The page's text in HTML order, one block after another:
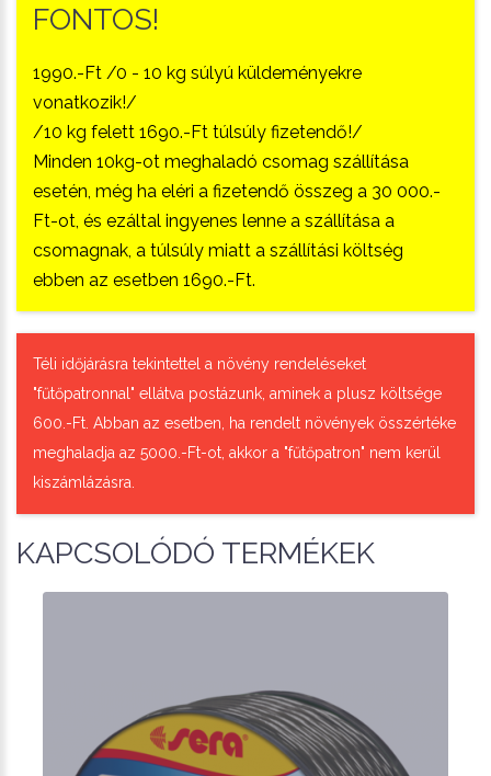
FONTOS!
1990.-Ft /0 - 10 kg súlyú küldeményekre
vonatkozik!/
/10 kg felett 1690.-Ft túlsúly fizetendő!/
Minden 10kg-ot meghaladó csomag szállítása
esetén, még ha eléri a fizetendő összeg a 30 000.-
Ft-ot, és ezáltal ingyenes lenne a szállítása a
csomagnak, a túlsúly miatt a szállítási költség
ebben az esetben 1690.-Ft.
Téli időjárásra tekintettel a növény rendeléseket
"fűtőpatronnal" ellátva postázunk, aminek a plusz költsége
600.-Ft. Abban az esetben, ha rendelt növények összértéke
meghaladja az 5000.-Ft-ot, akkor a "fűtőpatron" nem kerül
kiszámlázásra.
KAPCSOLÓDÓ TERMÉKEK